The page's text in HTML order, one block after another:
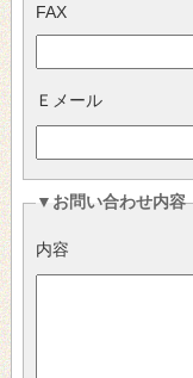
FAX
Ｅメール
▼お問い合わせ内容
内容